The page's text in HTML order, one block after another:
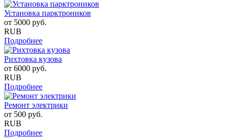
Установка парктроников
от 5000 руб.
RUB
Подробнее
Рихтовка кузова
от 6000 руб.
RUB
Подробнее
Ремонт электрики
от 500 руб.
RUB
Подробнее